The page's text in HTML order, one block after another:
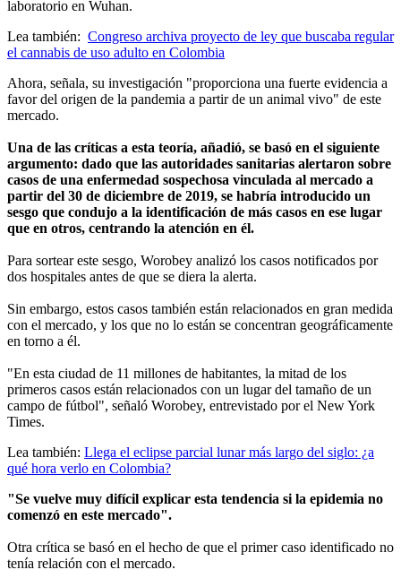
laboratorio en Wuhan.
Lea también: Congreso archiva proyecto de ley que buscaba regular
el cannabis de uso adulto en Colombia
Ahora, señala, su investigación "proporciona una fuerte evidencia a
favor del origen de la pandemia a partir de un animal vivo" de este
mercado.
Una de las críticas a esta teoría, añadió, se basó en el siguiente
argumento: dado que las autoridades sanitarias alertaron sobre
casos de una enfermedad sospechosa vinculada al mercado a
partir del 30 de diciembre de 2019, se habría introducido un
sesgo que condujo a la identificación de más casos en ese lugar
que en otros, centrando la atención en él.
Para sortear este sesgo, Worobey analizó los casos notificados por
dos hospitales antes de que se diera la alerta.
Sin embargo, estos casos también están relacionados en gran medida
con el mercado, y los que no lo están se concentran geográficamente
en torno a él.
"En esta ciudad de 11 millones de habitantes, la mitad de los
primeros casos están relacionados con un lugar del tamaño de un
campo de fútbol", señaló Worobey, entrevistado por el New York
Times.
Lea también: Llega el eclipse parcial lunar más largo del siglo: ¿a
qué hora verlo en Colombia?
"Se vuelve muy difícil explicar esta tendencia si la epidemia no
comenzó en este mercado".
Otra crítica se basó en el hecho de que el primer caso identificado no
tenía relación con el mercado.